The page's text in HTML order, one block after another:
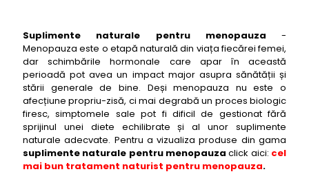
Suplimente naturale pentru menopauza -
Menopauza este o etapă naturală din viața fiecărei femei,
dar schimbările hormonale care apar în această
perioadă pot avea un impact major asupra sănătății și
stării generale de bine. Deși menopauza nu este o
afecțiune propriu-zisă, ci mai degrabă un proces biologic
firesc, simptomele sale pot fi dificil de gestionat fără
sprijinul unei diete echilibrate și al unor suplimente
naturale adecvate. Pentru a vizualiza produse din gama
suplimente naturale pentru menopauzaclick aici: cel
mai bun tratament naturist pentru menopauza.